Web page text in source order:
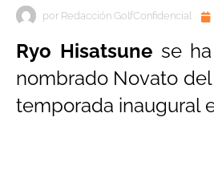
por Redacción GolfConfidencial
Ryo Hisatsunese ha
nombrado Novato
temporada inaugural